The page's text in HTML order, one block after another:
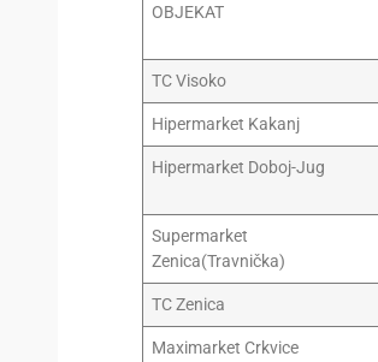
OBJEKAT
TC Visoko
Hipermarket Kakanj
Hipermarket Doboj-Jug
Supermarket
Zenica(Travnička)
TC Zenica
Maximarket Crkvice